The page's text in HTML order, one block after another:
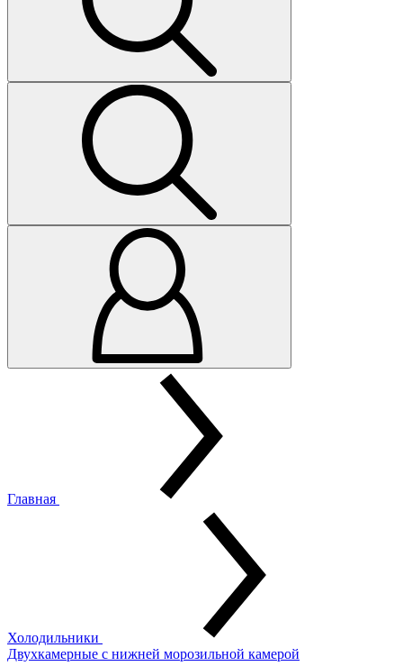
Главная
Холодильники
Двухкамерные с нижней морозильной камерой